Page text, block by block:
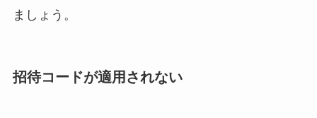
ましょう。
招待コードが適用されない